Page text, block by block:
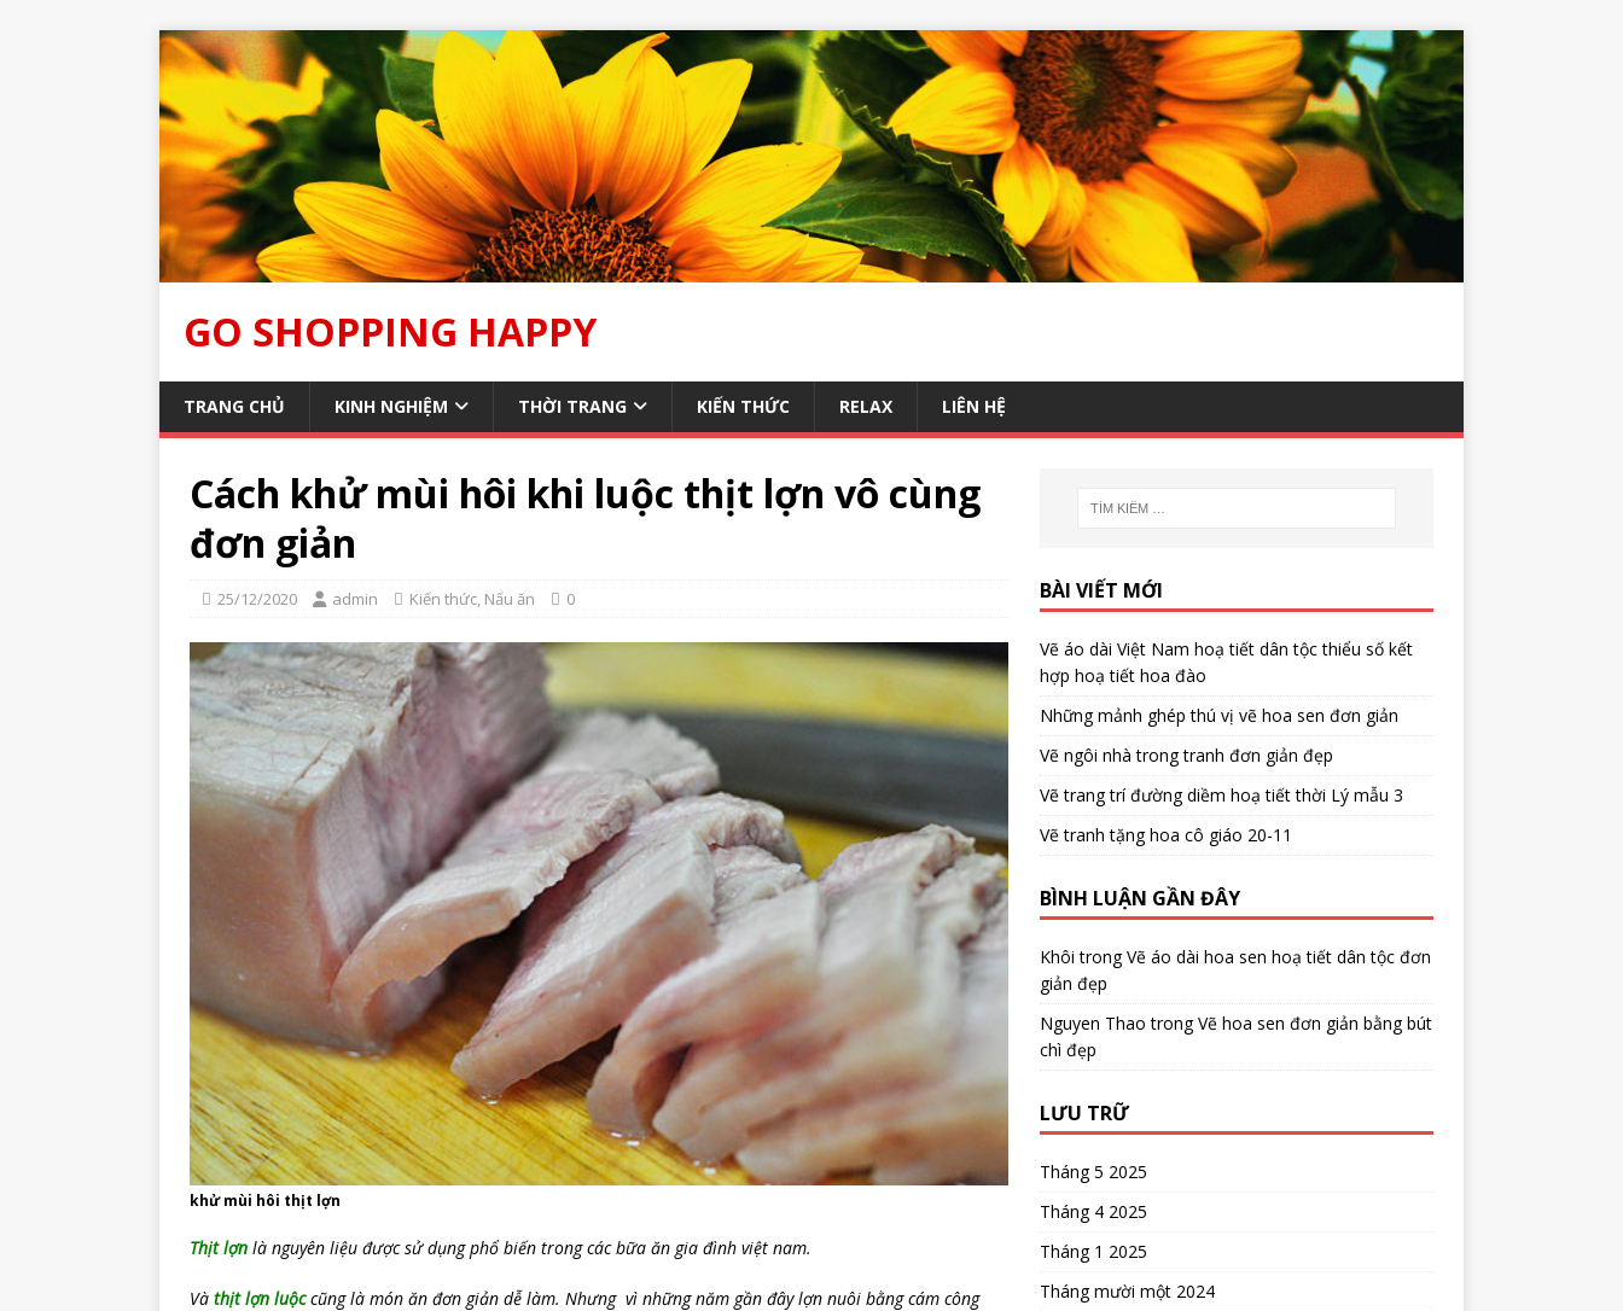
GO SHOPPING HAPPY
TRANG CHỦ KINH NGHIỆM THỜI TRANG KIẾN THỨC RELAX LIÊN HỆ
Cách khử mùi hôi khi luộc thịt lợn vô cùng
đơn giản
25/12/2020 admin Kiến thức Nấu ăn 0
khử mùi hôi thịt lợn
Thịt lợn là nguyên liệu được sử dụng phổ biến trong các bữa ăn gia đình việt nam.
Và thịt lợn luộccũng là món ăn đơn giản dễ làm. Nhưng vì những năm gần đây lợn nuôi bằng cám công
BÀI VIẾT MỚI
Vẽ áo dài Việt Nam hoạ tiết dân tộc thiểu số kết
hợp hoạ tiết hoa đào
Những mảnh ghép thú vị vẽ hoa sen đơn giản
Vẽ ngôi nhà trong tranh đơn giản đẹp
Vẽ trang trí đường diềm hoạ tiết thời Lý mẫu 3
Vẽ tranh tặng hoa cô giáo 20-11
BÌNH LUẬN GẦN ĐÂY
Khôi trongVẽ áo dài hoa sen hoạ tiết dân tộc đơn
giản đẹp
Nguyen Thao trongVẽ hoa sen đơn giản bằng bút
chì đẹp
LƯU TRỮ
Tháng 5 2025
Tháng 4 2025
Tháng 1 2025
Tháng mười một 2024